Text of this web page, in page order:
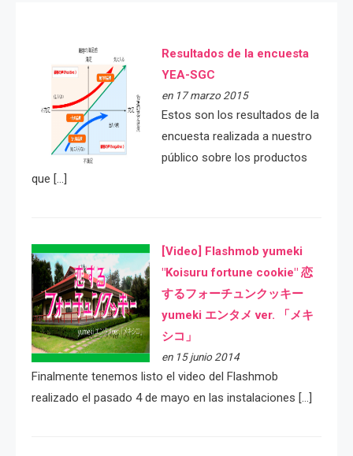
Resultados de la encuesta
YEA-SGC
en 17 marzo 2015
Estos son los resultados de la
encuesta realizada a nuestro
público sobre los productos
que […]
[Video] Flashmob yumeki
"Koisuru fortune cookie" 恋
するフォーチュンクッキー
yumeki エンタメ ver. 「メキ
シコ」
en 15 junio 2014
Finalmente tenemos listo el video del Flashmob
realizado el pasado 4 de mayo en las instalaciones […]